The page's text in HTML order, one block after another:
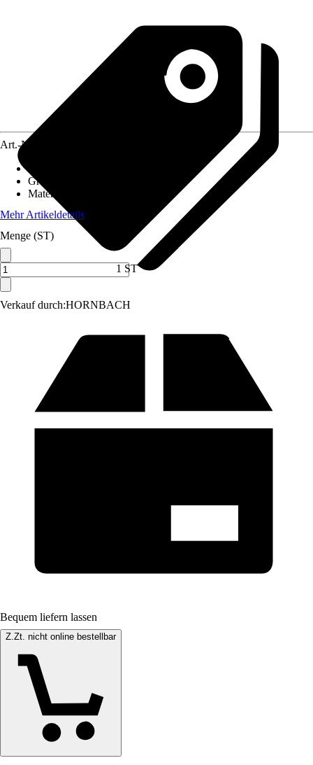
Verkauf durch:HORNBACH
Art.-Nr.
Grundfarbe
Material
Mehr Artikeldetails
Menge (ST)
1 ST
Bequem liefern lassen
Z.Zt. nicht online bestellbar